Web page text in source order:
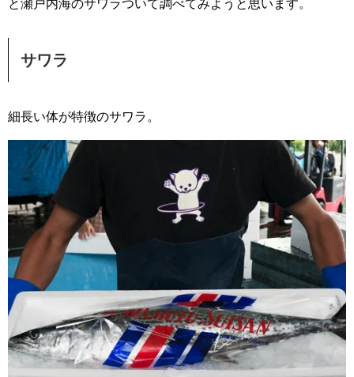
と瀬戸内海のサワラついて調べてみようと思います。
サワラ
細長い体が特徴のサワラ。